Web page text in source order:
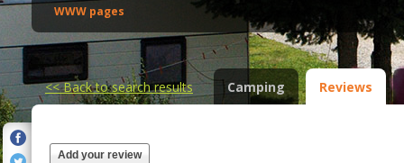
WWW pages
<<Back to search results Camping Reviews
Add your review